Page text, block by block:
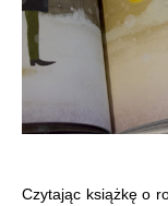
Czytając książkę o